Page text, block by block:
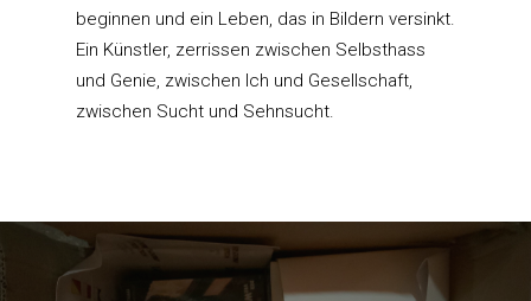
beginnen und ein Leben, das in Bildern versinkt.
Ein Künstler, zerrissen zwischen Selbsthass
und Genie, zwischen Ich und Gesellschaft,
zwischen Sucht und Sehnsucht.